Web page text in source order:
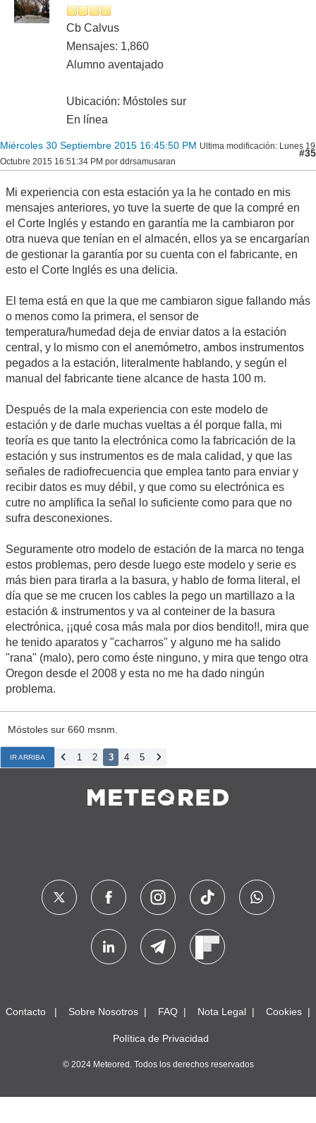
Cb Calvus
Mensajes: 1,860
Alumno aventajado
Ubicación: Móstoles sur
En línea
Miércoles 30 Septiembre 2015 16:45:50 PM Ultima modificación: Lunes 19
Octubre 2015 16:51:34 PM por ddrsamusaran
#35
Mi experiencia con esta estación ya la he contado en mis
mensajes anteriores, yo tuve la suerte de que la compré en
el Corte Inglés y estando en garantía me la cambiaron por
otra nueva que tenían en el almacén, ellos ya se encargarían
de gestionar la garantía por su cuenta con el fabricante, en
esto el Corte Inglés es una delicia.
El tema está en que la que me cambiaron sigue fallando más
o menos como la primera, el sensor de
temperatura/humedad deja de enviar datos a la estación
central, y lo mismo con el anemómetro, ambos instrumentos
pegados a la estación, literalmente hablando, y según el
manual del fabricante tiene alcance de hasta 100 m.
Después de la mala experiencia con este modelo de
estación y de darle muchas vueltas a él porque falla, mi
teoría es que tanto la electrónica como la fabricación de la
estación y sus instrumentos es de mala calidad, y que las
señales de radiofrecuencia que emplea tanto para enviar y
recibir datos es muy débil, y que como su electrónica es
cutre no amplifica la señal lo suficiente como para que no
sufra desconexiones.
Seguramente otro modelo de estación de la marca no tenga
estos problemas, pero desde luego este modelo y serie es
más bien para tirarla a la basura, y hablo de forma literal, el
día que se me crucen los cables la pego un martillazo a la
estación & instrumentos y va al conteiner de la basura
electrónica, ¡¡qué cosa más mala por dios bendito!!, mira que
he tenido aparatos y "cacharros" y alguno me ha salido
"rana" (malo), pero como éste ninguno, y mira que tengo otra
Oregon desde el 2008 y esta no me ha dado ningún
problema.
Móstoles sur 660 msnm.
IR ARRIBA 1 2 3 4 5
Contacto Sobre Nosotros FAQ Nota Legal Cookies
Política de Privacidad
© 2024 Meteored. Todos los derechos reservados